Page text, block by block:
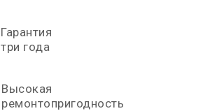
Гарантия
три года
Высокая
ремонтопригодность